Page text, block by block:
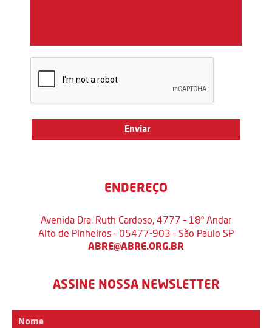
ENDEREÇO
Avenida Dra. Ruth Cardoso, 4777 – 18º Andar
Alto de Pinheiros – 05477-903 – São Paulo SP
ABRE@ABRE.ORG.BR
ASSINE NOSSA NEWSLETTER